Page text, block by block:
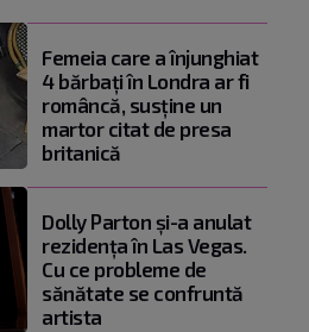
Femeia care a înjunghiat
4 bărbați în Londra ar fi
româncă, susţine un
martor citat de presa
britanică
Dolly Parton și-a anulat
rezidența în Las Vegas.
Cu ce probleme de
sănătate se confruntă
artista